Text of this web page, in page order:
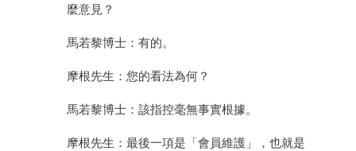
麼意見？
馬若黎博士：有的。
摩根先生：您的看法為何？
馬若黎博士：該指控毫無事實根據。
摩根先生：最後一項是「會員維護」，也就是